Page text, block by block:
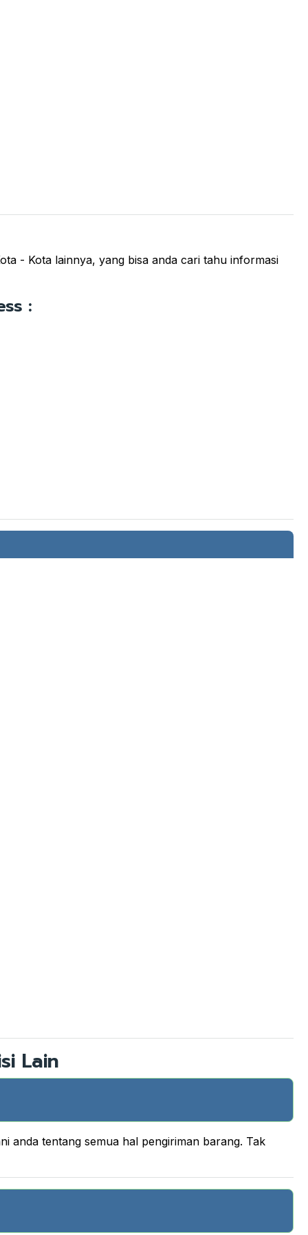
- Kota lainnya, yang bisa anda cari tahu informasi
:
Lain
anda tentang semua hal pengiriman barang. Tak